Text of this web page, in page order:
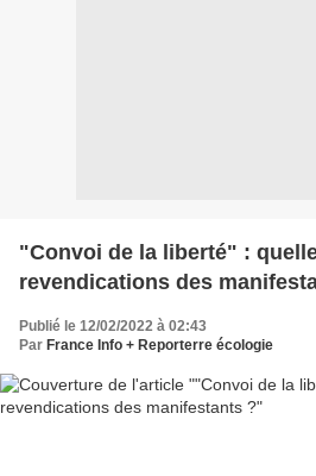
"Convoi de la liberté" :
revendications des
Publié le 12/02/2022 à 02:43
Par France Info + Reporterre écologie